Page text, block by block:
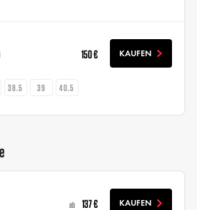
150 € KAUFEN
38.5 39 40.5
ab 137 € KAUFEN